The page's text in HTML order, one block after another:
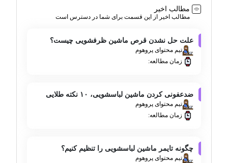
مطالب اخیر
مطالب اخیر از این قسمت برای شما در دسترس است
علت حل نشدن قرص ماشین ظرفشویی چیست؟
تیم محتوای پروهوم
زمان مطالعه:
ضدعفونی کردن ماشین لباسشویی، ۱۰ نکته طلایی
تیم محتوای پروهوم
زمان مطالعه:
چگونه تایمر ماشین لباسشویی را تنظیم کنیم؟
تیم محتوای پروهوم